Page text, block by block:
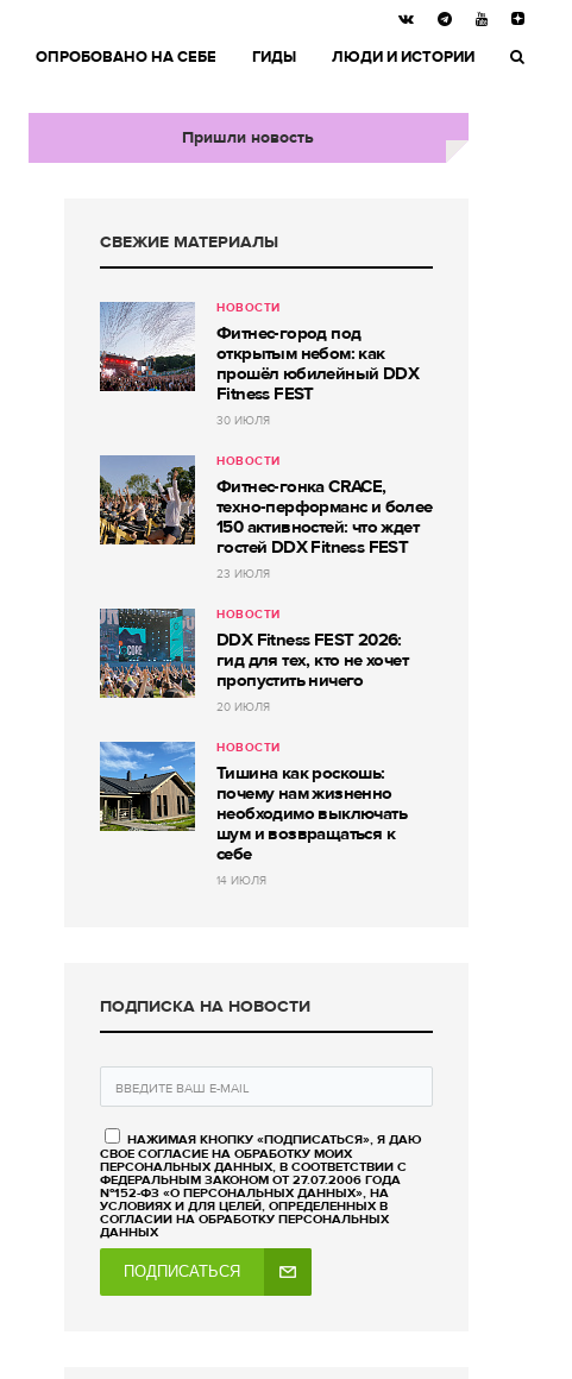
ОПРОБОВАНО НА СЕБЕ ГИДЫ ЛЮДИ И ИСТОРИИ
Пришли новость
СВЕЖИЕ МАТЕРИАЛЫ
НОВОСТИ
Фитнес-город под
открытым небом: как
прошёл юбилейный DDX
Fitness FEST
30 ИЮЛЯ
НОВОСТИ
Фитнес-гонка CRACE,
техно-перформанс и более
150 активностей: что ждет
гостей DDX Fitness FEST
23 ИЮЛЯ
НОВОСТИ
DDX Fitness FEST 2026:
гид для тех, кто не хочет
пропустить ничего
20 ИЮЛЯ
НОВОСТИ
Тишина как роскошь:
почему нам жизненно
необходимо выключать
шум и возвращаться к
себе
14 ИЮЛЯ
ПОДПИСКА НА НОВОСТИ
НАЖИМАЯ КНОПКУ «ПОДПИСАТЬСЯ», Я ДАЮ
СВОЕ СОГЛАСИЕ НА ОБРАБОТКУ МОИХ
ПЕРСОНАЛЬНЫХ ДАННЫХ, В СООТВЕТСТВИИ С
ФЕДЕРАЛЬНЫМ ЗАКОНОМ ОТ 27.07.2006 ГОДА
№152-ФЗ «О ПЕРСОНАЛЬНЫХ ДАННЫХ», НА
УСЛОВИЯХ И ДЛЯ ЦЕЛЕЙ, ОПРЕДЕЛЕННЫХ В
СОГЛАСИИ НА ОБРАБОТКУ ПЕРСОНАЛЬНЫХ
ДАННЫХ
ПОДПИСАТЬСЯ